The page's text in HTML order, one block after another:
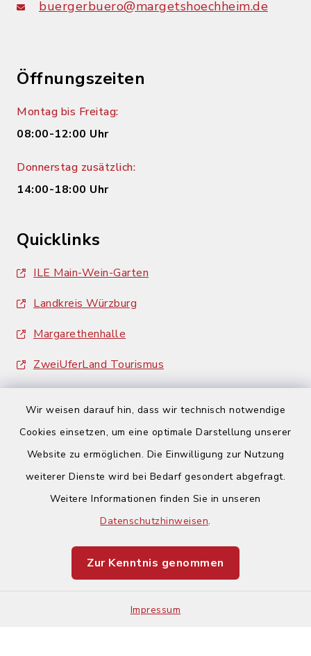
Wir weisen darauf hin, dass wir technisch notwendige
Cookies einsetzen, um eine optimale Darstellung unserer
Website zu ermöglichen. Die Einwilligung zur Nutzung
weiterer Dienste wird bei Bedarf gesondert abgefragt.
Weitere Informationen finden Sie in unseren
Datenschutzhinweisen.
Zur Kenntnis genommen
Impressum
buergerbuero@margetshoechheim.de
Öffnungszeiten
Montag bis Freitag:
08:00-12:00 Uhr
Donnerstag zusätzlich:
14:00-18:00 Uhr
Quicklinks
ILE Main-Wein-Garten
Landkreis Würzburg
Margarethenhalle
ZweiUferLand Tourismus
Barrierefreiheit
Impressum
Sitemap